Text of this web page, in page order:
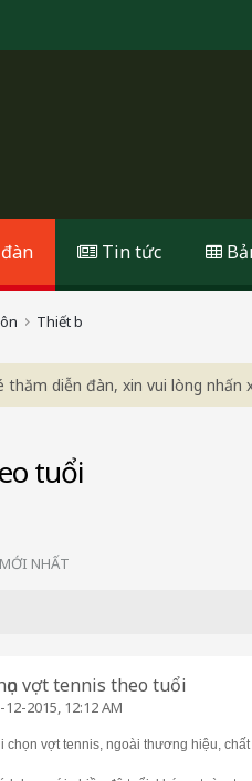
Tin tức
Thiết bị
diễn đàn, xin vui lòng nhấn
tuổi
NHẤT
vợt tennis theo tuổi
12-2015, 12:12 AM
chọn vợt tennis, ngoài thương hiệu,